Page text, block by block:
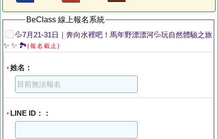
BeClass 線上報名系統
💦7月21-31日｜奔向水裡吧！馬年野漂漂河💦玩自然體驗之旅
✨ ✨ 🏞️(報名截止)
* 姓名：
* LINE ID：：